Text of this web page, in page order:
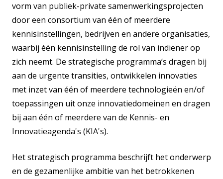
vorm van publiek-private samenwerkingsprojecten
door een consortium van één of meerdere
kennisinstellingen, bedrijven en andere organisaties,
waarbij één kennisinstelling de rol van indiener op
zich neemt. De strategische programma’s dragen bij
aan de urgente transities, ontwikkelen innovaties
met inzet van één of meerdere technologieën en/of
toepassingen uit onze innovatiedomeinen en dragen
bij aan één of meerdere van de Kennis- en
Innovatieagenda's (KIA's).
Het strategisch programma beschrijft het onderwerp
en de gezamenlijke ambitie van het betrokkenen